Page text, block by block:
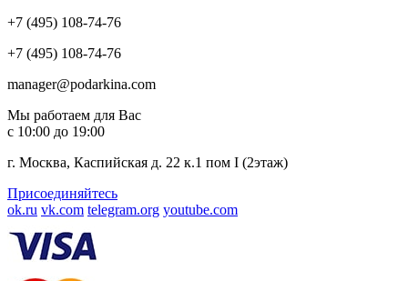
+7 (495) 108-74-76
+7 (495) 108-74-76
manager@podarkina.com
Мы работаем для Вас
с 10:00 до 19:00
г. Москва, Каспийская д. 22 к.1 пом I (2этаж)
Присоединяйтесь
ok.ru vk.com telegram.org youtube.com